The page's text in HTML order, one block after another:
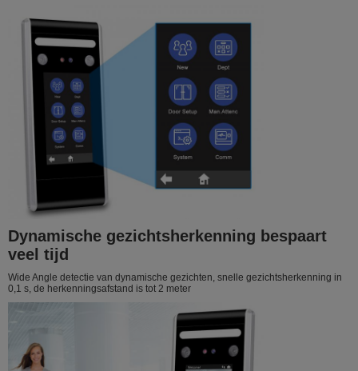
Dynamische gezichtsherkenning bespaart
veel tijd
Wide Angle detectie van dynamische gezichten, snelle gezichtsherkenning in
0,1 s, de herkenningsafstand is tot 2 meter